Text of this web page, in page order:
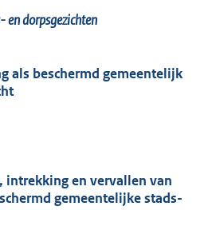
en dorpsgezichten
als beschermd gemeentelijk
en vervallen van
gemeentelijke stads-